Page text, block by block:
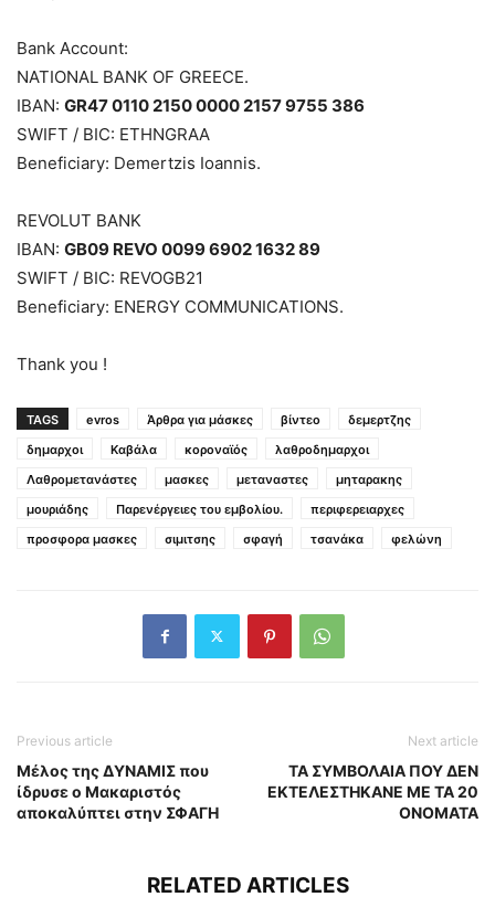
Bank Account:
NATIONAL BANK OF GREECE.
IBAN: GR47 0110 2150 0000 2157 9755 386
SWIFT / BIC: ETHNGRAA
Beneficiary: Demertzis Ioannis.
REVOLUT BANK
IBAN: GB09 REVO 0099 6902 1632 89
SWIFT / BIC: REVOGB21
Beneficiary: ENERGY COMMUNICATIONS.
Thank you !
TAGS evros Άρθρα για μάσκες βίντεο
δεμερτζης
δημαρχοι
Καβάλα κοροναϊός
λαθροδημαρχοι
Λαθρομετανάστες
μασκες μεταναστες
μηταρακης
μουριάδης
Παρενέργειες του εμβολίου.
περιφερειαρχες
προσφορα μασκες
σιμιτσης σφαγή τσανάκα φελώνη
Previous article
Μέλος της ΔΥΝΑΜΙΣ που
ίδρυσε ο Μακαριστός
αποκαλύπτει στην ΣΦΑΓΗ
Next article
ΤΑ ΣΥΜΒΟΛΑΙΑ ΠΟΥ ΔΕΝ
ΕΚΤΕΛΕΣΤΗΚΑΝΕ ΜΕ ΤΑ 20
ΟΝΟΜΑΤΑ
RELATED ARTICLES